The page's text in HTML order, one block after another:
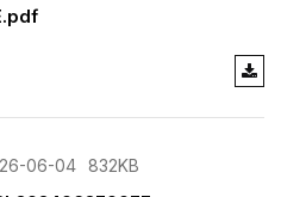
06-04 832KB